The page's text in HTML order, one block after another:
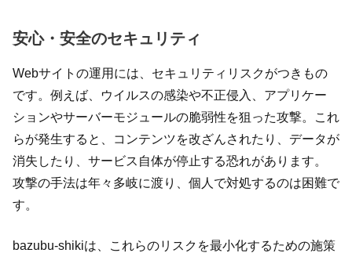
安心・安全のセキュリティ
Webサイトの運用には、セキュリティリスクがつきもの
です。例えば、ウイルスの感染や不正侵入、アプリケー
ションやサーバーモジュールの脆弱性を狙った攻撃。これ
らが発生すると、コンテンツを改ざんされたり、データが
消失したり、サービス自体が停止する恐れがあります。
攻撃の手法は年々多岐に渡り、個人で対処するのは困難で
す。
bazubu-shikiは、これらのリスクを最小化するための施策